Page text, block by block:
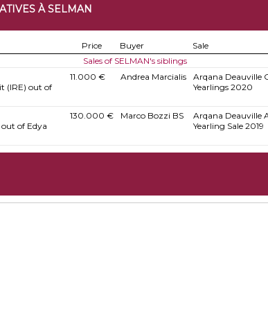
À SELMAN
Price Buyer Sale
Sales of SELMAN's siblings
(IRE) out of
11.000 € Andrea Marcialis
Arqana Deauville
Yearlings 2020
out of Edya
130.000 € Marco Bozzi BS
Arqana Deauville
Yearling Sale 2019